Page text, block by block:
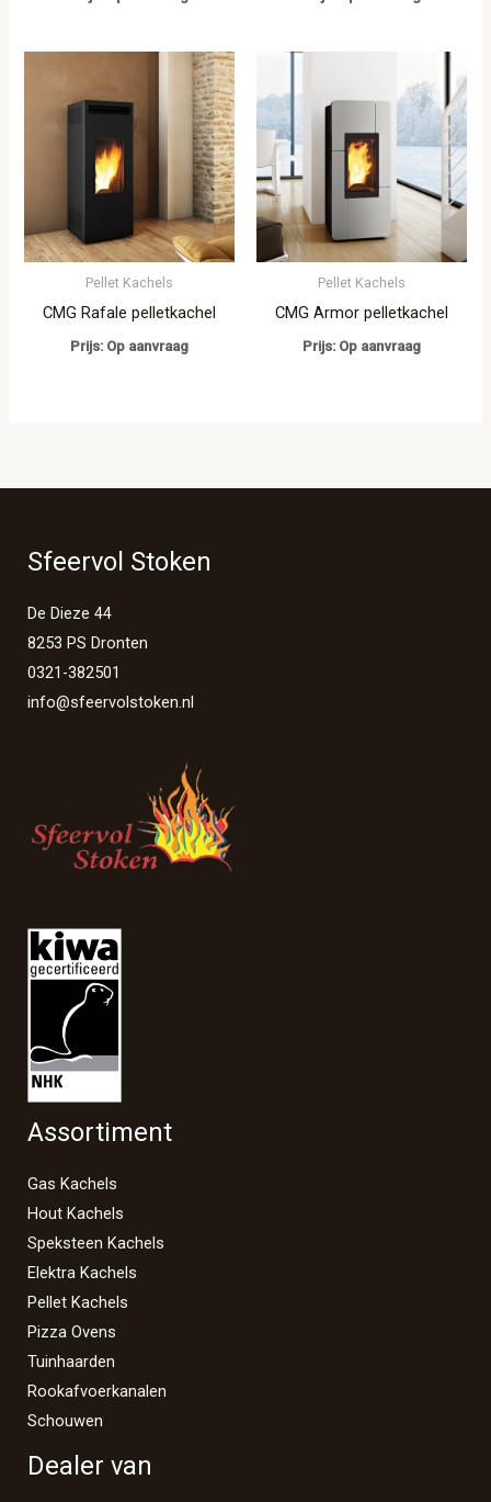
Pellet Kachels
CMG Rafale pelletkachel
Prijs: Op aanvraag
Pellet Kachels
CMG Armor pelletkachel
Prijs: Op aanvraag
Sfeervol Stoken
De Dieze 44
8253 PS Dronten
0321-382501
info@sfeervolstoken.nl
Assortiment
Gas Kachels
Hout Kachels
Speksteen Kachels
Elektra Kachels
Pellet Kachels
Pizza Ovens
Tuinhaarden
Rookafvoerkanalen
Schouwen
Dealer van